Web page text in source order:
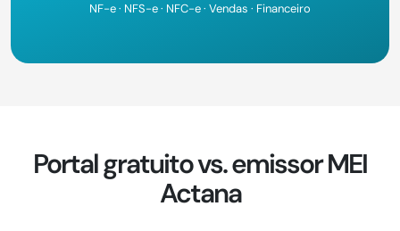
NF-e · NFS-e · NFC-e · Vendas · Financeiro
Portal gratuito vs. emissor MEI
Actana